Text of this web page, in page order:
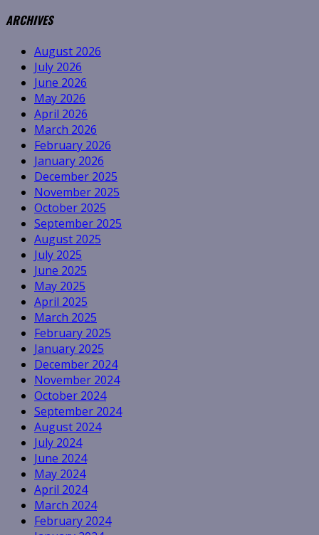
ARCHIVES
August 2026
July 2026
June 2026
May 2026
April 2026
March 2026
February 2026
January 2026
December 2025
November 2025
October 2025
September 2025
August 2025
July 2025
June 2025
May 2025
April 2025
March 2025
February 2025
January 2025
December 2024
November 2024
October 2024
September 2024
August 2024
July 2024
June 2024
May 2024
April 2024
March 2024
February 2024